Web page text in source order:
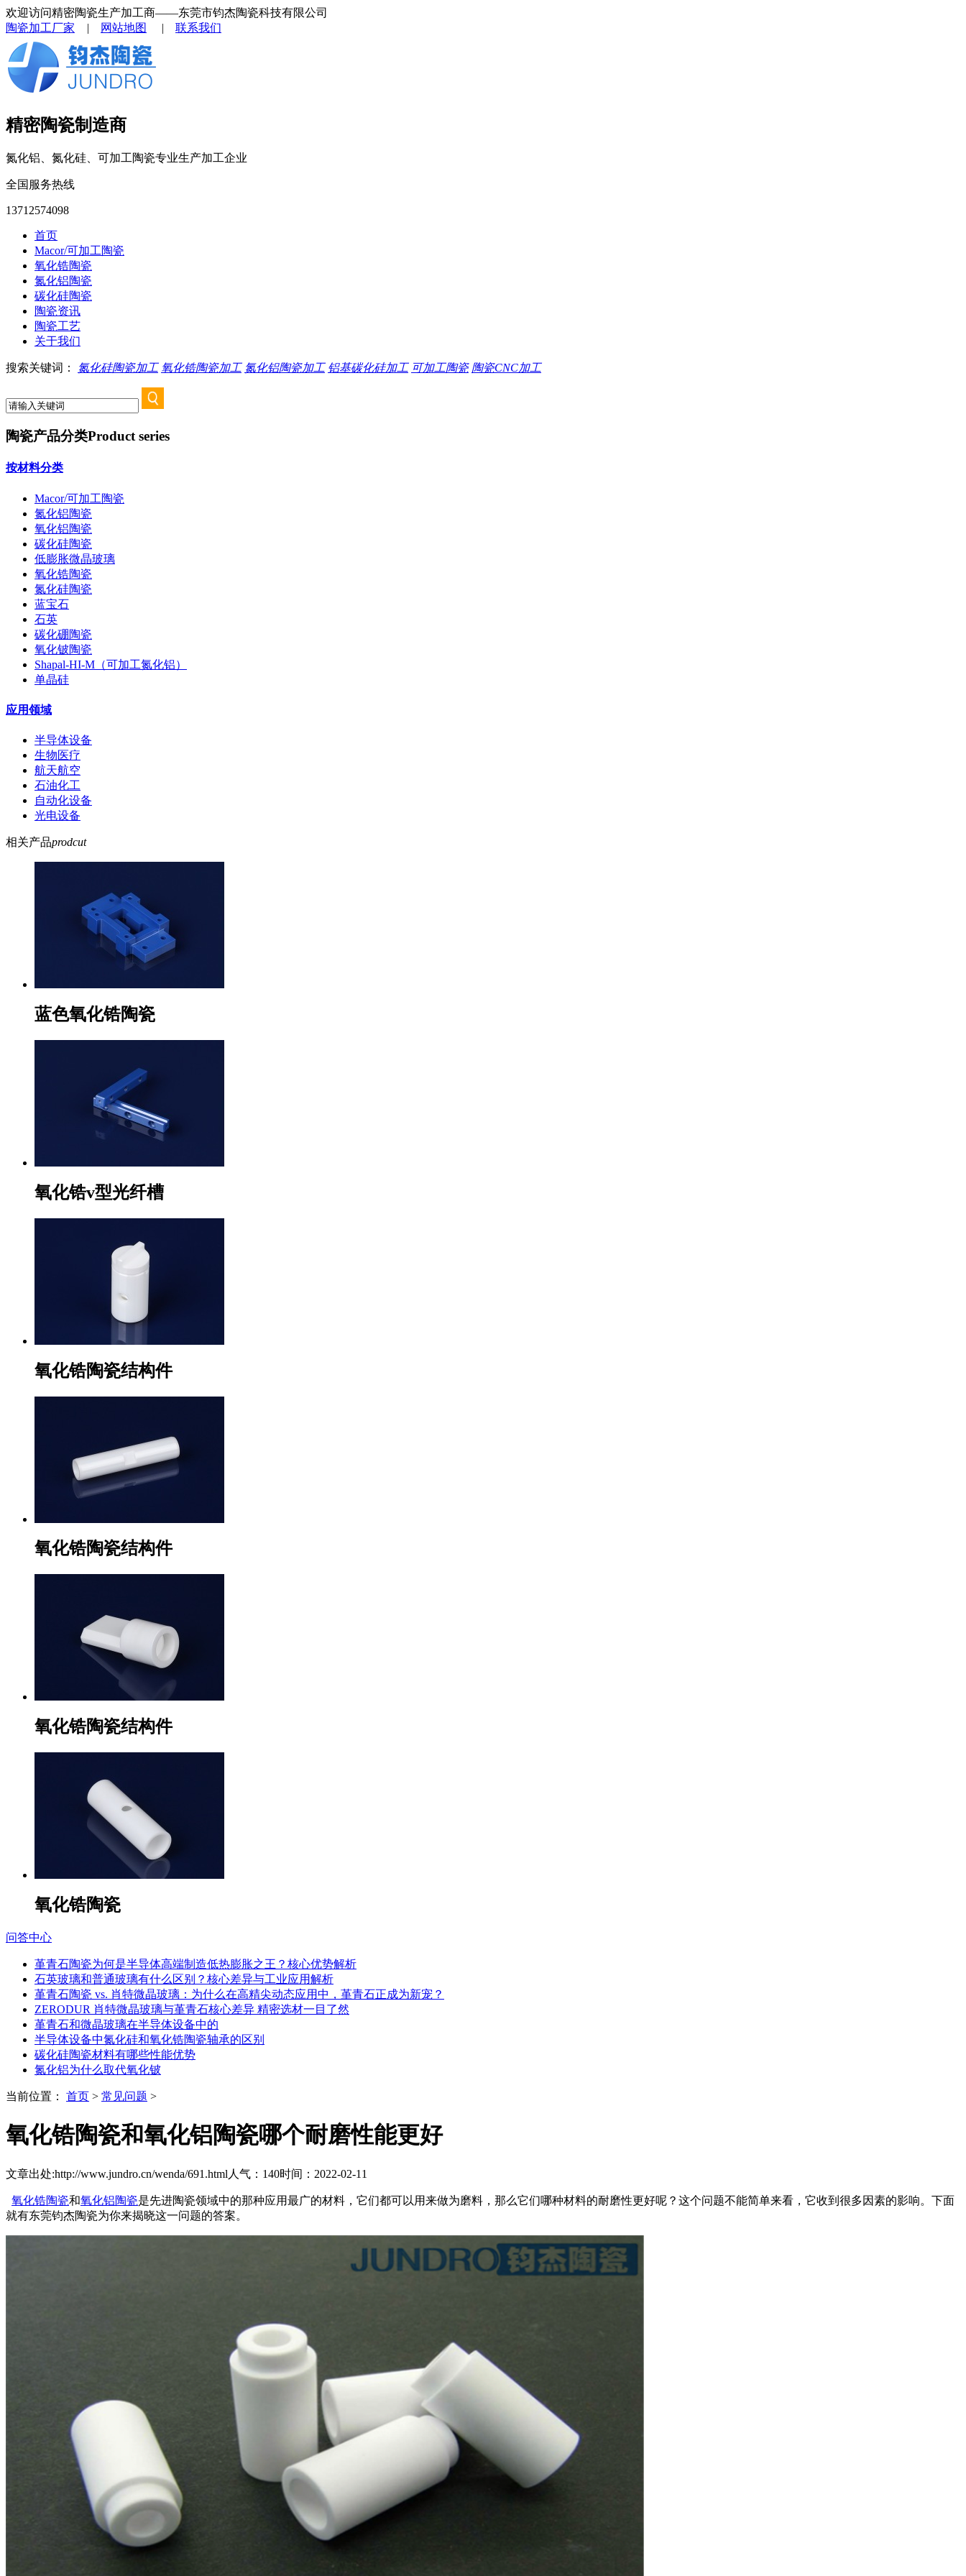
欢迎访问精密陶瓷生产加工商——东莞市钧杰陶瓷科技有限公司
陶瓷加工厂家 | 网站地图 | 联系我们
精密陶瓷制造商
氮化铝、氮化硅、可加工陶瓷专业生产加工企业
全国服务热线
13712574098
首页
Macor/可加工陶瓷
氧化锆陶瓷
氮化铝陶瓷
碳化硅陶瓷
陶瓷资讯
陶瓷工艺
关于我们
搜索关键词： 氮化硅陶瓷加工 氧化锆陶瓷加工 氮化铝陶瓷加工 铝基碳化硅加工 可加工陶瓷 陶瓷CNC加工
陶瓷产品分类Product series
按材料分类
Macor/可加工陶瓷
氮化铝陶瓷
氧化铝陶瓷
碳化硅陶瓷
低膨胀微晶玻璃
氧化锆陶瓷
氮化硅陶瓷
蓝宝石
石英
碳化硼陶瓷
氧化铍陶瓷
Shapal-HI-M（可加工氮化铝）
单晶硅
应用领域
半导体设备
生物医疗
航天航空
石油化工
自动化设备
光电设备
相关产品prodcut
蓝色氧化锆陶瓷
氧化锆v型光纤槽
氧化锆陶瓷结构件
氧化锆陶瓷结构件
氧化锆陶瓷结构件
氧化锆陶瓷
问答中心
堇青石陶瓷为何是半导体高端制造低热膨胀之王？核心优势解析
石英玻璃和普通玻璃有什么区别？核心差异与工业应用解析
堇青石陶瓷 vs. 肖特微晶玻璃：为什么在高精尖动态应用中，堇青石正成为新宠？
ZERODUR 肖特微晶玻璃与堇青石核心差异 精密选材一目了然
堇青石和微晶玻璃在半导体设备中的
半导体设备中氮化硅和氧化锆陶瓷轴承的区别
碳化硅陶瓷材料有哪些性能优势
氮化铝为什么取代氧化铍
当前位置： 首页 > 常见问题 >
氧化锆陶瓷和氧化铝陶瓷哪个耐磨性能更好
文章出处:http://www.jundro.cn/wenda/691.html 人气：140时间：2022-02-11
氧化锆陶瓷和氧化铝陶瓷是先进陶瓷领域中的那种应用最广的材料，它们都可以用来做为磨料，那么它们哪种材料的耐磨性更好呢？这个问题不能简单来看，它收到很多因素的影响。下面
就有东莞钧杰陶瓷为你来揭晓这一问题的答案。